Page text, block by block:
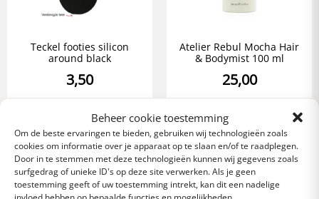
Beheer cookie toestemming
Om de beste ervaringen te bieden, gebruiken wij technologieën zoals
cookies om informatie over je apparaat op te slaan en/of te raadplegen.
Door in te stemmen met deze technologieën kunnen wij gegevens zoals
surfgedrag of unieke ID's op deze site verwerken. Als je geen
toestemming geeft of uw toestemming intrekt, kan dit een nadelige
Teckel footies silicon
around black
3,50
Atelier Rebul Mocha Hair
& Bodymist 100 ml
25,00